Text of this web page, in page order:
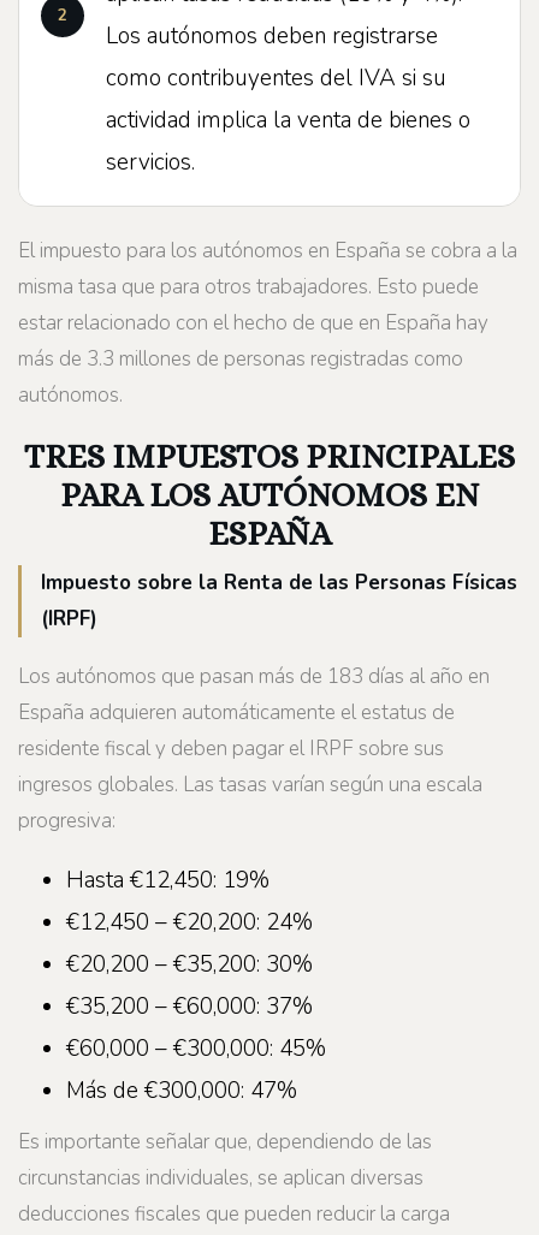
Los autónomos deben registrarse
como contribuyentes del IVA si su
actividad implica la venta de bienes o
servicios.
El impuesto para los autónomos en España se cobra a la
misma tasa que para otros trabajadores. Esto puede
estar relacionado con el hecho de que en España hay
más de 3.3 millones de personas registradas como
autónomos.
TRES IMPUESTOS PRINCIPALES
PARA LOS AUTÓNOMOS EN
ESPAÑA
Impuesto sobre la Renta de las Personas Físicas
(IRPF)
Los autónomos que pasan más de 183 días al año en
España adquieren automáticamente el estatus de
residente fiscal y deben pagar el IRPF sobre sus
ingresos globales. Las tasas varían según una escala
progresiva:
Hasta €12,450: 19%
€12,450 – €20,200: 24%
€20,200 – €35,200: 30%
€35,200 – €60,000: 37%
€60,000 – €300,000: 45%
Más de €300,000: 47%
Es importante señalar que, dependiendo de las
circunstancias individuales, se aplican diversas
deducciones fiscales que pueden reducir la carga